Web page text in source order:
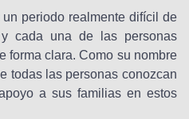
periodo realmente difícil de
cada una de las personas
forma clara. Como su nombre
todas las personas conozcan
a sus familias en estos